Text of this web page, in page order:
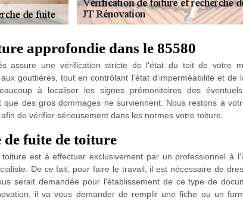
approfondie dans le 85580
assure une vérification stricte de l'état du toit de votre
gouttières, tout en contrôlant l'état d’imperméabilité et de
à localiser les signes prémonitoires des éventuels
des gros dommages ne surviennent. Nous restons à
de vérifier sérieusement dans les normes votre toiture.
de fuite de toiture
est à effectuer exclusivement par un professionnel à
De ce fait, pour faire le travail, il est nécessaire de
serait demandée pour l'établissement de ce type de
il va vous demander de remplir une fiche ou un